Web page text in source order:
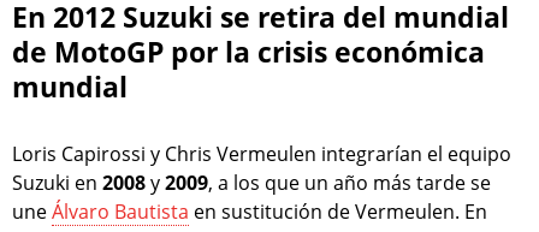
En 2012 Suzuki se retira del mundial
de MotoGP por la crisis económica
mundial
Loris Capirossi y Chris Vermeulen integrarían el equipo
Suzuki en 2008y2009, a los que un año más tarde se
uneÁlvaro Bautista en sustitución de Vermeulen. En